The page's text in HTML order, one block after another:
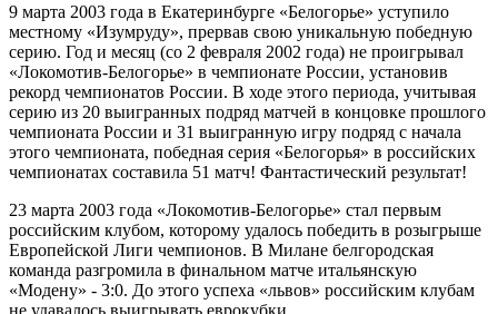
9 марта 2003 года в Екатеринбурге «Белогорье» уступило
местному «Изумруду», прервав свою уникальную победную
серию. Год и месяц (со 2 февраля 2002 года) не проигрывал
«Локомотив-Белогорье» в чемпионате России, установив
рекорд чемпионатов России. В ходе этого периода, учитывая
серию из 20 выигранных подряд матчей в концовке прошлого
чемпионата России и 31 выигранную игру подряд с начала
этого чемпионата, победная серия «Белогорья» в российских
чемпионатах составила 51 матч! Фантастический результат!
23 марта 2003 года «Локомотив-Белогорье» стал первым
российским клубом, которому удалось победить в розыгрыше
Европейской Лиги чемпионов. В Милане белгородская
команда разгромила в финальном матче итальянскую
«Модену» - 3:0. До этого успеха «львов» российским клубам
не удавалось выигрывать еврокубки.